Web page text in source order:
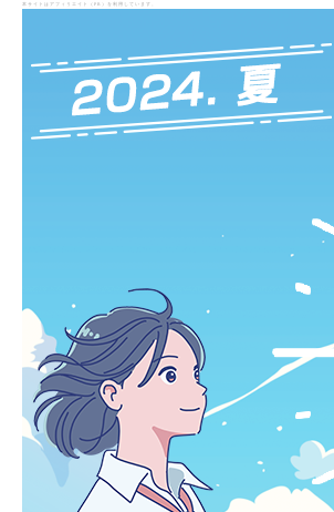
本サイトはアフィリエイト（PR）を利用しています。